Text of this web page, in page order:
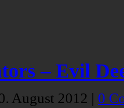
– Evil
August 2012 | 0